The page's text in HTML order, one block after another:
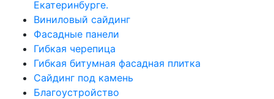
Екатеринбурге.
Виниловый сайдинг
Фасадные панели
Гибкая черепица
Гибкая битумная фасадная плитка
Сайдинг под камень
Благоустройство